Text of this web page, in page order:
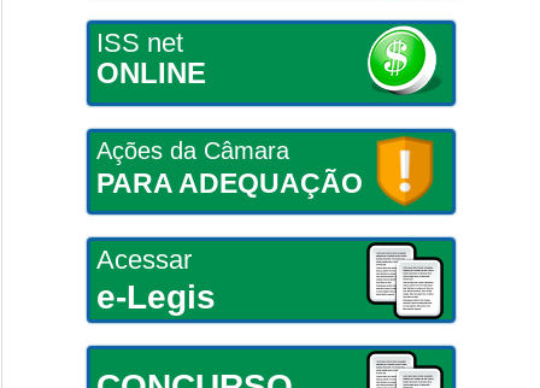
ISS net
ONLINE
Ações da Câmara
PARA ADEQUAÇÃO
Acessar
e-Legis